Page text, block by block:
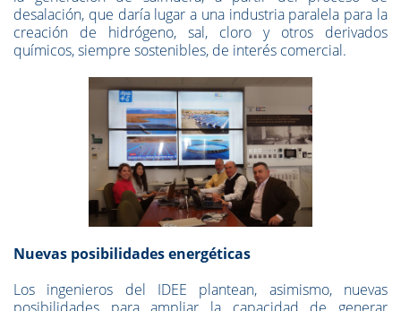
desalación, que daría lugar a una industria paralela para la
creación de hidrógeno, sal, cloro y otros derivados
químicos, siempre sostenibles, de interés comercial.
Nuevas posibilidades energéticas
Los ingenieros del IDEE plantean, asimismo, nuevas